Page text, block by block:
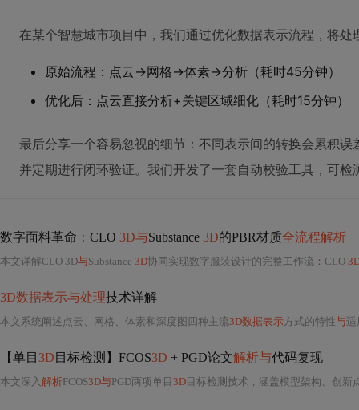
在某个智慧城市项目中，我们通过优化数据表示流程，将处
原始流程：点云→网格→体素→分析（耗时45分钟）
优化后：点云直接分析+关键区域细化（耗时15分钟）
最后分享一个容易忽视的细节：不同表示间的转换会累积
并定期进行闭环验证。我们开发了一套自动校验工具，可
数字面料革命 ： CLO 3D与Substance 3D的PBR材质全流程解析
本文详解CLO 3D与Substance 3D协同实现数字服装设计的完整工作流 ： CLO
3D数据表示与处理技术详解
本文系统阐述点云、网格、体素和深度图四种主流3D数据表示方式的特性与适
【单目 3D 目标检测】FCOS3D + PGD论文解析与代码复现
本文深入解析FCOS3D与PGD两项单目 3D 目标检测技术，涵盖模型架构、创新